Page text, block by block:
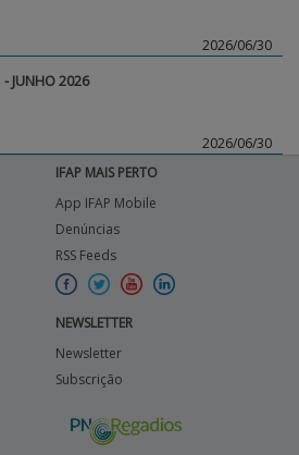
2026/06/30
- JUNHO 2026
2026/06/30
IFAP MAIS PERTO
App IFAP Mobile
Denúncias
RSS Feeds
NEWSLETTER
Newsletter
Subscrição